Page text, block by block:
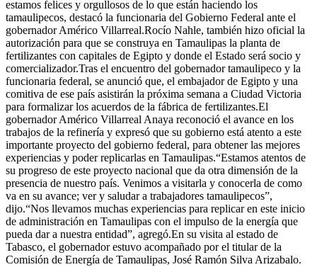
estamos felices y orgullosos de lo que están haciendo los
tamaulipecos, destacó la funcionaria del Gobierno Federal ante el
gobernador Américo Villarreal.Rocío Nahle, también hizo oficial la
autorización para que se construya en Tamaulipas la planta de
fertilizantes con capitales de Egipto y donde el Estado será socio y
comercializador.Tras el encuentro del gobernador tamaulipeco y la
funcionaria federal, se anunció que, el embajador de Egipto y una
comitiva de ese país asistirán la próxima semana a Ciudad Victoria
para formalizar los acuerdos de la fábrica de fertilizantes.El
gobernador Américo Villarreal Anaya reconoció el avance en los
trabajos de la refinería y expresó que su gobierno está atento a este
importante proyecto del gobierno federal, para obtener las mejores
experiencias y poder replicarlas en Tamaulipas.“Estamos atentos de
su progreso de este proyecto nacional que da otra dimensión de la
presencia de nuestro país. Venimos a visitarla y conocerla de como
va en su avance; ver y saludar a trabajadores tamaulipecos”,
dijo.“Nos llevamos muchas experiencias para replicar en este inicio
de administración en Tamaulipas con el impulso de la energía que
pueda dar a nuestra entidad”, agregó.En su visita al estado de
Tabasco, el gobernador estuvo acompañado por el titular de la
Comisión de Energía de Tamaulipas, José Ramón Silva Arizabalo.